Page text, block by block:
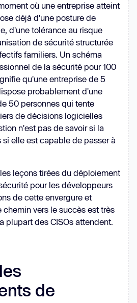
où une entreprise atteint
déjà d'une posture de
d'une tolérance au risque
de sécurité structurée
familiers. Un schéma
de la sécurité pour 100
qu'une entreprise de 5
probablement d'une
50 personnes qui tente
de décisions logicielles
n'est pas de savoir si la
si elle est capable de passer à
leçons tirées du déploiement
pour les développeurs
de cette envergure et
vers le succès est très
plupart des CISOs attendent.
de